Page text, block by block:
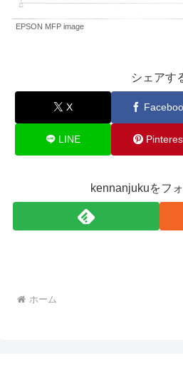
EPSON MFP image
シェアす
X
LINE
kennanjukuをフ
ホーム